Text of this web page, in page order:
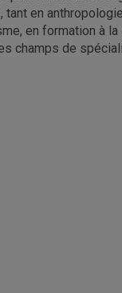
en
en formation à
champs de